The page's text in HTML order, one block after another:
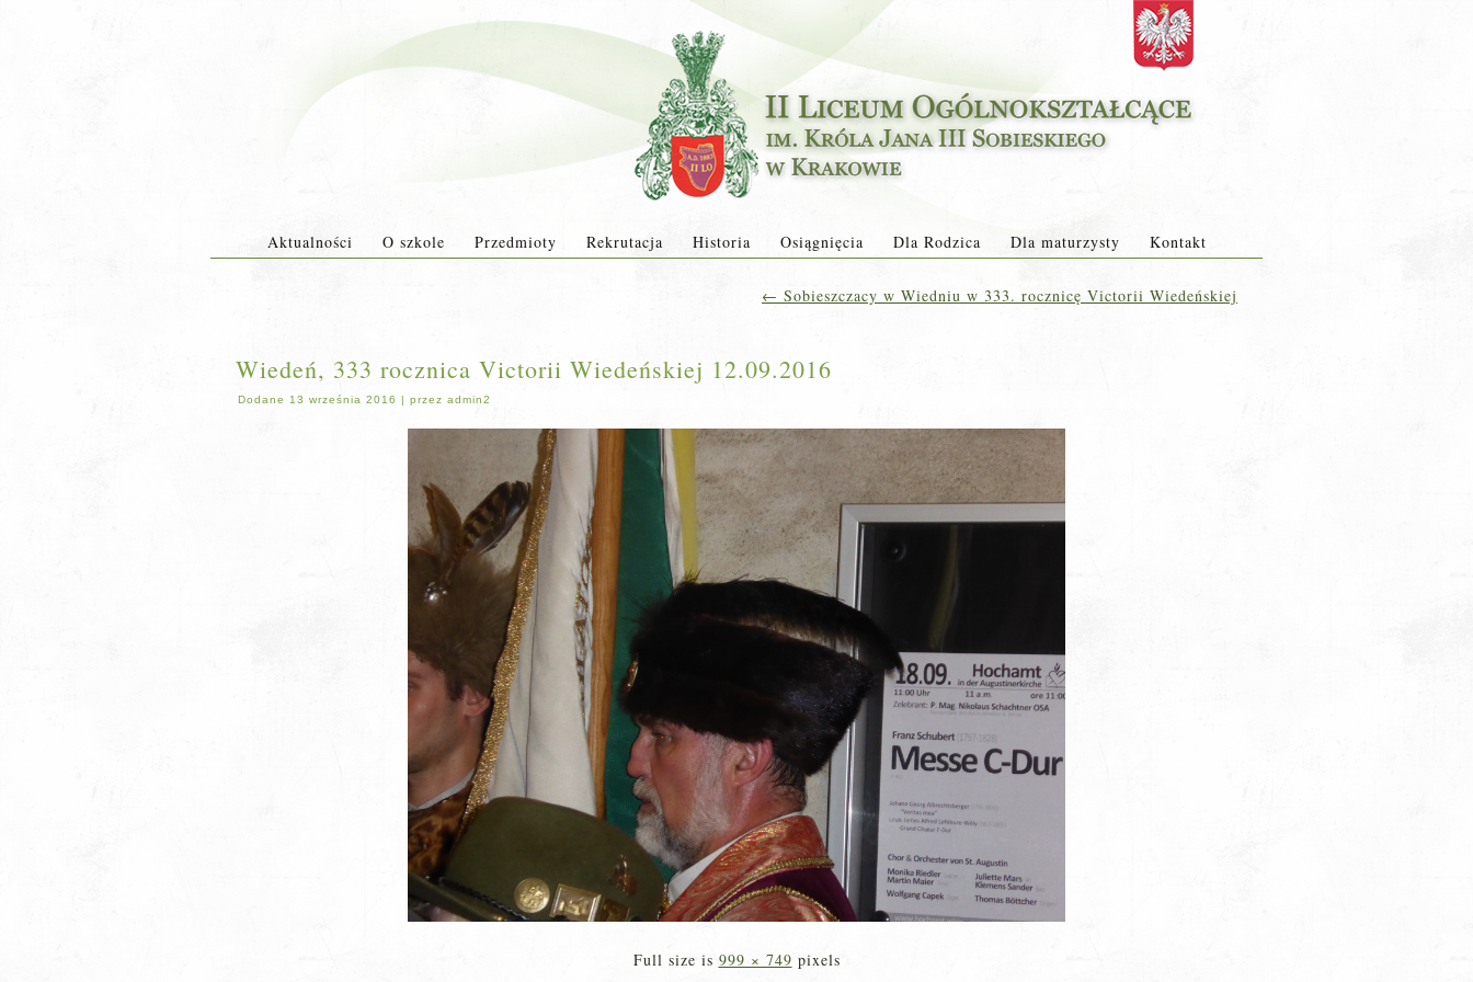
Aktualności O szkole Przedmioty Rekrutacja Historia Osiągnięcia Dla Rodzica Dla maturzysty Kontakt
← Sobieszczacy w Wiedniu w 333. rocznicę Victorii Wiedeńskiej
Wiedeń, 333 rocznica Victorii Wiedeńskiej 12.09.2016
Dodane 13 września 2016 | przez admin2
Full size is 999 × 749 pixels